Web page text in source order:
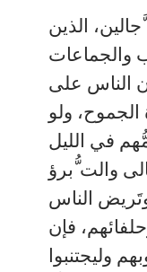
الذين
والجماعات
الناس على
ولو
في الليل
والت ُّبرؤ
الناس
فإن
وليجتنبوا